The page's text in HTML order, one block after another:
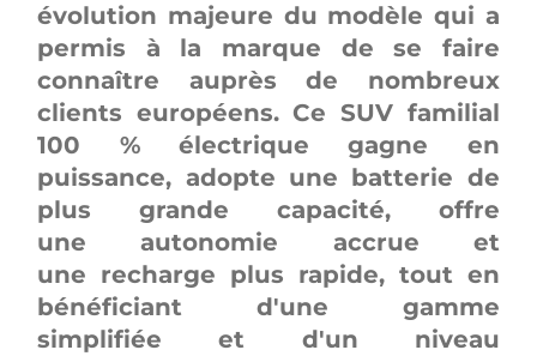
évolution majeure du modèle qui a
permis à la marque de se faire
connaître auprès de nombreux
clients européens. Ce SUV familial
100 % électrique gagne en
puissance, adopte une batterie de
plus grande capacité, offre
une autonomie accrue et
une recharge plus rapide, tout en
bénéficiant d'une gamme
simplifiée et d'un niveau